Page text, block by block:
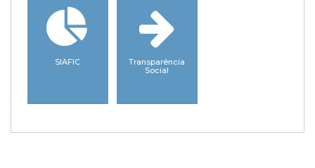
Localização
Acesso à
Informação